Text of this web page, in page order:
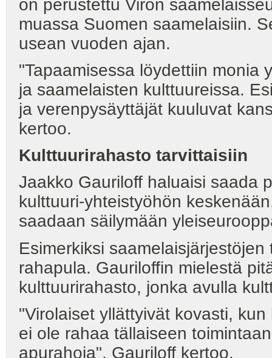
on perustettu Viron
muassa Suomen saamelaisiin.
usean vuoden ajan.
"Tapaamisessa löydettiin monia
ja saamelaisten kulttuureissa.
ja verenpysäyttäjät kuuluvat
kertoo.
Kulttuurirahasto tarvittaisiin
Jaakko Gauriloff haluaisi saada
kulttuuri-yhteistyöhön
saadaan säilymään
Esimerkiksi
rahapula. Gauriloffin mielestä
kulttuurirahasto, jonka avulla
"Virolaiset yllättyivät kovasti,
ei ole rahaa tällaiseen
apurahoja", Gauriloff kertoo.